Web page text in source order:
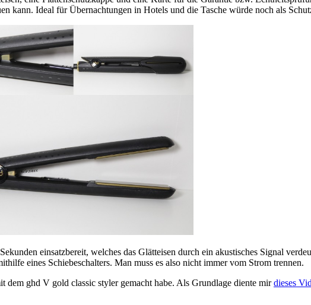
kann. Ideal für Übernachtungen in Hotels und die Tasche würde noch als
einsatzbereit, welches das Glätteisen durch ein akustisches Signal
eines Schiebeschalters. Man muss es also nicht immer vom Strom trennen.
dem ghd V gold classic styler gemacht habe. Als Grundlage diente mirdieses